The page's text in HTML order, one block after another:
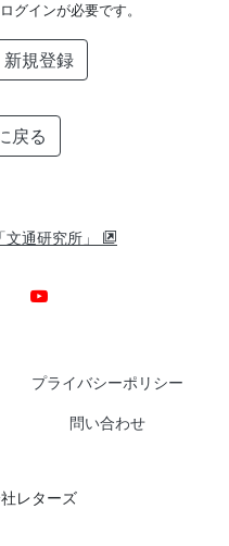
グインが必要です。
新規登録
戻る
通研究所」
プライバシーポリシー
問い合わせ
レターズ